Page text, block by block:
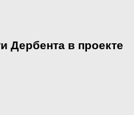
Дербента в проекте